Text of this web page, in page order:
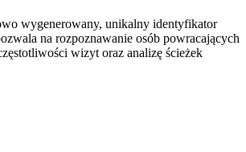
wygenerowany, unikalny identyfikator
na rozpoznawanie osób powracających
wizyt oraz analizę ścieżek